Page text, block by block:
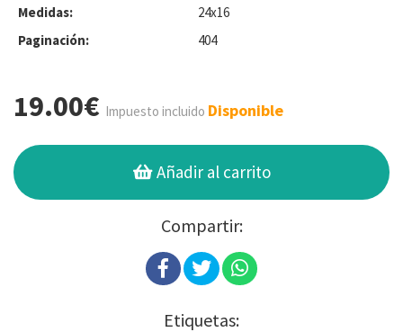
Medidas:
24x16
Paginación:
404
19.00€ Impuesto incluido Disponible
Añadir al carrito
Compartir:
Etiquetas: